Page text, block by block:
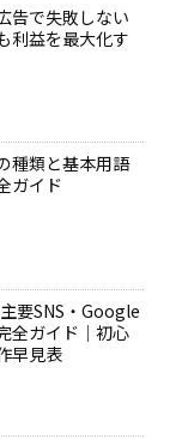
告で失敗しない
利益を最大化す
種類と基本用語
ガイド
要SNS・Google
全ガイド｜初心
早見表